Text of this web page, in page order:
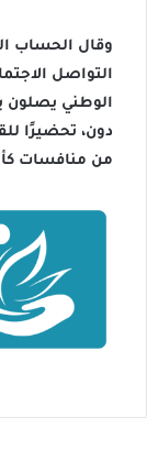
وقال الحساب
التواصل
الوطني يصلون
دون، تحضيرًا
من منافسات